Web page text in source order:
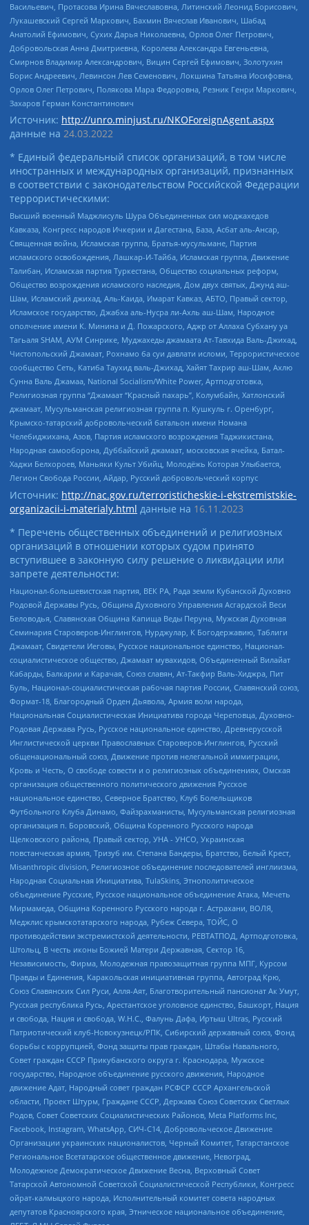
Васильевич, Протасова Ирина Вячеславовна, Литинский Леонид Борисович,
Лукашевский Сергей Маркович, Бахмин Вячеслав Иванович, Шабад
Анатолий Ефимович, Сухих Дарья Николаевна, Орлов Олег Петрович,
Добровольская Анна Дмитриевна, Королева Александра Евгеньевна,
Смирнов Владимир Александрович, Вицин Сергей Ефимович, Золотухин
Борис Андреевич, Левинсон Лев Семенович, Локшина Татьяна Иосифовна,
Орлов Олег Петрович, Полякова Мара Федоровна, Резник Генри Маркович,
Захаров Герман Константинович
Источник: http://unro.minjust.ru/NKOForeignAgent.aspx
данные на 24.03.2022
* Единый федеральный список организаций, в том числе
иностранных и международных организаций, признанных
в соответствии с законодательством Российской Федерации
террористическими:
Высший военный Маджлисуль Шура Объединенных сил моджахедов
Кавказа, Конгресс народов Ичкерии и Дагестана, База, Асбат аль-Ансар,
Священная война, Исламская группа, Братья-мусульмане, Партия
исламского освобождения, Лашкар-И-Тайба, Исламская группа, Движение
Талибан, Исламская партия Туркестана, Общество социальных реформ,
Общество возрождения исламского наследия, Дом двух святых, Джунд аш-
Шам, Исламский джихад, Аль-Каида, Имарат Кавказ, АБТО, Правый сектор,
Исламское государство, Джабха аль-Нусра ли-Ахль аш-Шам, Народное
ополчение имени К. Минина и Д. Пожарского, Аджр от Аллаха Субхану уа
Тагьаля SHAM, АУМ Синрике, Муджахеды джамаата Ат-Тавхида Валь-Джихад,
Чистопольский Джамаат, Рохнамо ба суи давлати исломи, Террористическое
сообщество Сеть, Катиба Таухид валь-Джихад, Хайят Тахрир аш-Шам, Ахлю
Сунна Валь Джамаа, National Socialism/White Power, Артподготовка,
Религиозная группа “Джамаат “Красный пахарь”, Колумбайн, Хатлонский
джамаат, Мусульманская религиозная группа п. Кушкуль г. Оренбург,
Крымско-татарский добровольческий батальон имени Номана
Челебиджихана, Азов, Партия исламского возрождения Таджикистана,
Народная самооборона, Дуббайский джамаат, московская ячейка, Батал-
Хаджи Белхороев, Маньяки Культ Убийц, Молодёжь Которая Улыбается,
Легион Свобода России, Айдар, Русский добровольческий корпус
Источник: http://nac.gov.ru/terroristicheskie-i-ekstremistskie-
organizacii-i-materialy.html данные на 16.11.2023
* Перечень общественных объединений и религиозных
организаций в отношении которых судом принято
вступившее в законную силу решение о ликвидации или
запрете деятельности:
Национал-большевистская партия, ВЕК РА, Рада земли Кубанской Духовно
Родовой Державы Русь, Община Духовного Управления Асгардской Веси
Беловодья, Славянская Община Капища Веды Перуна, Мужская Духовная
Семинария Староверов-Инглингов, Нурджулар, К Богодержавию, Таблиги
Джамаат, Свидетели Иеговы, Русское национальное единство, Национал-
социалистическое общество, Джамаат мувахидов, Объединенный Вилайат
Кабарды, Балкарии и Карачая, Союз славян, Ат-Такфир Валь-Хиджра, Пит
Буль, Национал-социалистическая рабочая партия России, Славянский союз,
Формат-18, Благородный Орден Дьявола, Армия воли народа,
Национальная Социалистическая Инициатива города Череповца, Духовно-
Родовая Держава Русь, Русское национальное единство, Древнерусской
Инглистической церкви Православных Староверов-Инглингов, Русский
общенациональный союз, Движение против нелегальной иммиграции,
Кровь и Честь, О свободе совести и о религиозных объединениях, Омская
организация общественного политического движения Русское
национальное единство, Северное Братство, Клуб Болельщиков
Футбольного Клуба Динамо, Файзрахманисты, Мусульманская религиозная
организация п. Боровский, Община Коренного Русского народа
Щелковского района, Правый сектор, УНА - УНСО, Украинская
повстанческая армия, Тризуб им. Степана Бандеры, Братство, Белый Крест,
Misanthropic division, Религиозное объединение последователей инглиизма,
Народная Социальная Инициатива, TulaSkins, Этнополитическое
объединение Русские, Русское национальное объединение Атака, Мечеть
Мирмамеда, Община Коренного Русского народа г. Астрахани, ВОЛЯ,
Меджлис крымскотатарского народа, Рубеж Севера, ТОЙС, О
противодействии экстремистской деятельности, РЕВТАТПОД, Артподготовка,
Штольц, В честь иконы Божией Матери Державная, Сектор 16,
Независимость, Фирма, Молодежная правозащитная группа МПГ, Курсом
Правды и Единения, Каракольская инициативная группа, Автоград Крю,
Союз Славянских Сил Руси, Алля-Аят, Благотворительный пансионат Ак Умут,
Русская республика Русь, Арестантское уголовное единство, Башкорт, Нация
и свобода, Нация и свобода, W.H.С., Фалунь Дафа, Иртыш Ultras, Русский
Патриотический клуб-Новокузнецк/РПК, Сибирский державный союз, Фонд
борьбы с коррупцией, Фонд защиты прав граждан, Штабы Навального,
Совет граждан СССР Прикубанского округа г. Краснодара, Мужское
государство, Народное объединение русского движения, Народное
движение Адат, Народный совет граждан РСФСР СССР Архангельской
области, Проект Штурм, Граждане СССР, Держава Союз Советских Светлых
Родов, Совет Советских Социалистических Районов, Meta Platforms Inc,
Facebook, Instagram, WhatsApp, СИЧ-С14, Добровольческое Движение
Организации украинских националистов, Черный Комитет, Татарстанское
Региональное Всетатарское общественное движение, Невоград,
Молодежное Демократическое Движение Весна, Верховный Совет
Татарской Автономной Советской Социалистической Республики, Конгресс
ойрат-калмыцкого народа, Исполнительный комитет совета народных
депутатов Красноярского края, Этническое национальное объединение,